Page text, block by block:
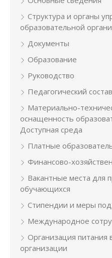
Структура и органы
образовательной
Документы
Образование
Руководство
Педагогический состав
Материально-
оснащенность
Доступная среда
Платные
Финансово-
Вакантные места для
обучающихся
Стипендии и меры
Международное
Организация питания
организации